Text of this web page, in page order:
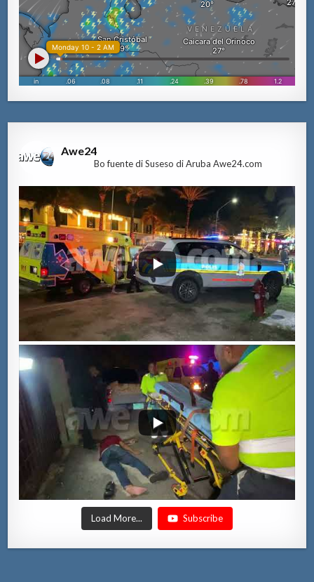
Awe24
Bo fuente di Suseso di Aruba Awe24.com
Load More... Subscribe